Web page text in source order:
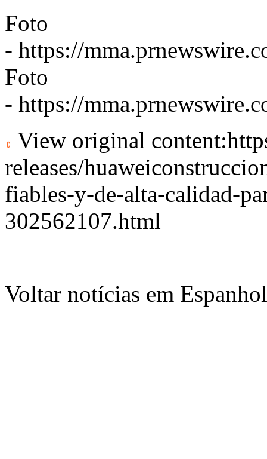
Foto
- https://
Foto
- https://
View original content:
releases/
fiables-y-de-alta-calidad-
302562107.html
Voltar notícias em Espanhol